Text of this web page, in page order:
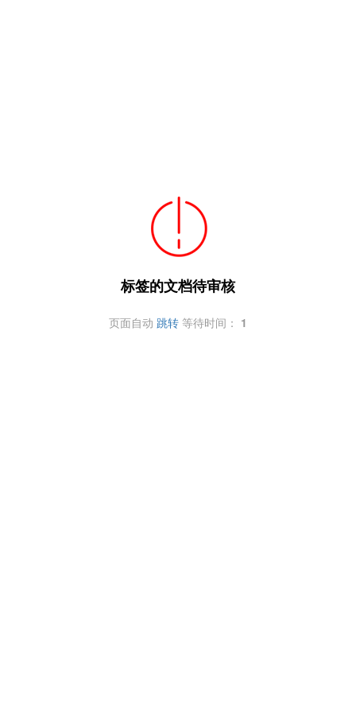
标签的文档待审核
页面自动 跳转 等待时间： 1